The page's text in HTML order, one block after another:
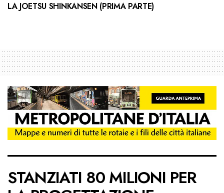
LA JOETSU SHINKANSEN (PRIMA PARTE)
STANZIATI 80 MILIONI PER